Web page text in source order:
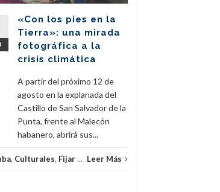
«Con los pies en la
Tierra»: una mirada
fotográfica a la
crisis climática
A partir del próximo 12 de
agosto en la explanada del
Castillo de San Salvador de la
Punta, frente al Malecón
habanero, abrirá sus...
, Culturales, Fijar... Leer Más